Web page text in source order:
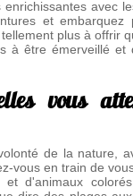
avec
et
plus à offrir
à être émerveillé et
vous
de la nature,
vous en train de
d'animaux